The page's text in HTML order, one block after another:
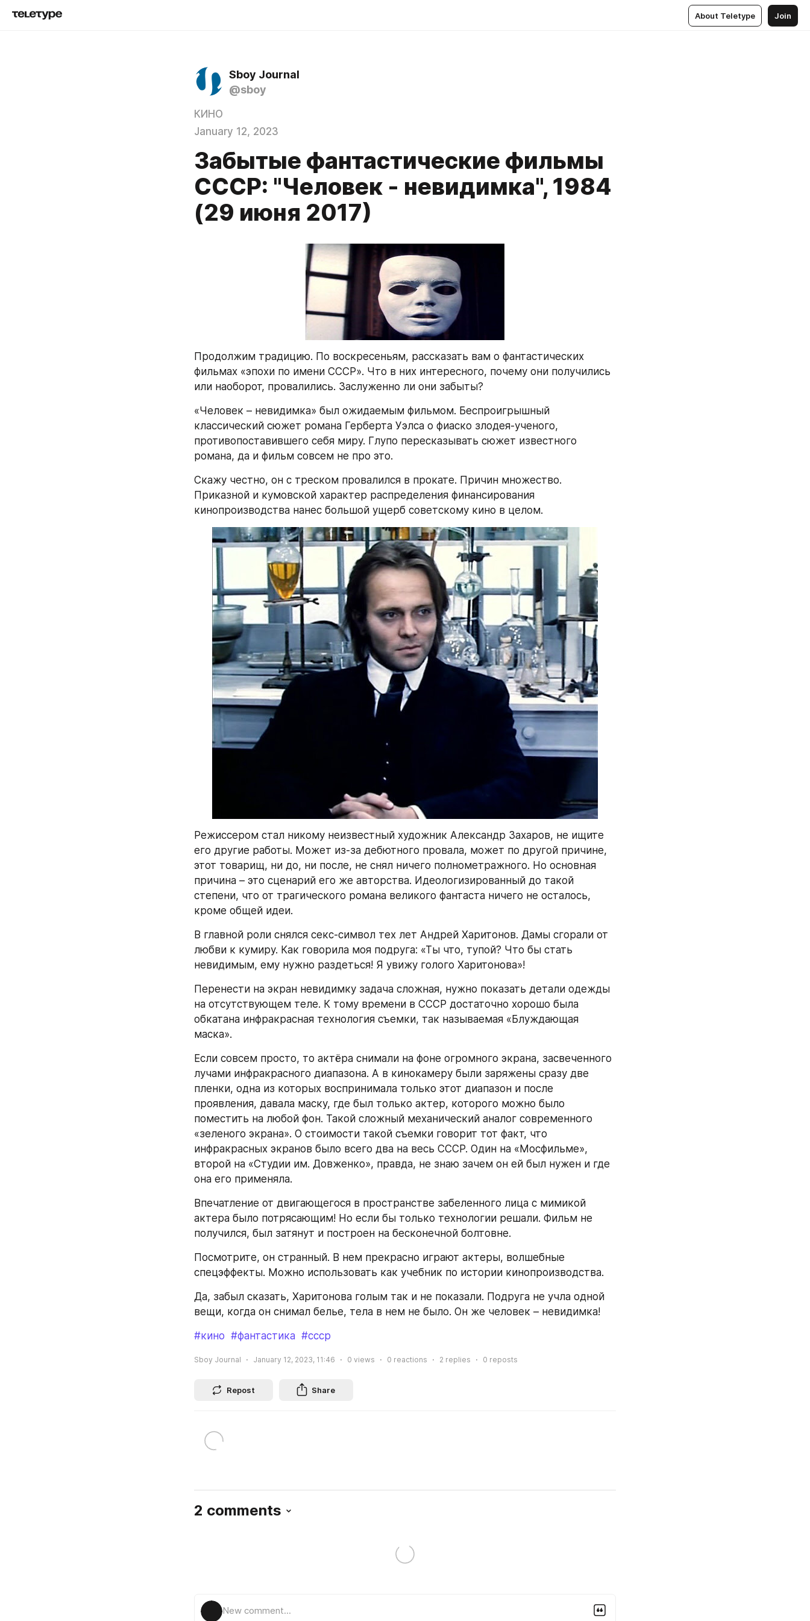
About Teletype Join
Sboy Journal
@sboy
КИНО
January 12, 2023
Забытые фантастические фильмы
СССР: "Человек - невидимка", 1984
(29 июня 2017)
Продолжим традицию. По воскресеньям, рассказать вам о фантастических
фильмах «эпохи по имени СССР». Что в них интересного, почему они получились
или наоборот, провалились. Заслуженно ли они забыты?
«Человек – невидимка» был ожидаемым фильмом. Беспроигрышный
классический сюжет романа Герберта Уэлса о фиаско злодея-ученого,
противопоставившего себя миру. Глупо пересказывать сюжет известного
романа, да и фильм совсем не про это.
Скажу честно, он с треском провалился в прокате. Причин множество.
Приказной и кумовской характер распределения финансирования
кинопроизводства нанес большой ущерб советскому кино в целом.
Режиссером стал никому неизвестный художник Александр Захаров, не ищите
его другие работы. Может из-за дебютного провала, может по другой причине,
этот товарищ, ни до, ни после, не снял ничего полнометражного. Но основная
причина – это сценарий его же авторства. Идеологизированный до такой
степени, что от трагического романа великого фантаста ничего не осталось,
кроме общей идеи.
В главной роли снялся секс-символ тех лет Андрей Харитонов. Дамы сгорали от
любви к кумиру. Как говорила моя подруга: «Ты что, тупой? Что бы стать
невидимым, ему нужно раздеться! Я увижу голого Харитонова»!
Перенести на экран невидимку задача сложная, нужно показать детали одежды
на отсутствующем теле. К тому времени в СССР достаточно хорошо была
обкатана инфракрасная технология съемки, так называемая «Блуждающая
маска».
Если совсем просто, то актёра снимали на фоне огромного экрана, засвеченного
лучами инфракрасного диапазона. А в кинокамеру были заряжены сразу две
пленки, одна из которых воспринимала только этот диапазон и после
проявления, давала маску, где был только актер, которого можно было
поместить на любой фон. Такой сложный механический аналог современного
«зеленого экрана». О стоимости такой съемки говорит тот факт, что
инфракрасных экранов было всего два на весь СССР. Один на «Мосфильме»,
второй на «Студии им. Довженко», правда, не знаю зачем он ей был нужен и где
она его применяла.
Впечатление от двигающегося в пространстве забеленного лица с мимикой
актера было потрясающим! Но если бы только технологии решали. Фильм не
получился, был затянут и построен на бесконечной болтовне.
Посмотрите, он странный. В нем прекрасно играют актеры, волшебные
спецэффекты. Можно использовать как учебник по истории кинопроизводства.
Да, забыл сказать, Харитонова голым так и не показали. Подруга не учла одной
вещи, когда он снимал белье, тела в нем не было. Он же человек – невидимка!
#кино #фантастика #ссср
Sboy Journal January 12, 2023, 11:46 0 views 0 reactions 2 replies 0 reposts
Repost Share
2 comments